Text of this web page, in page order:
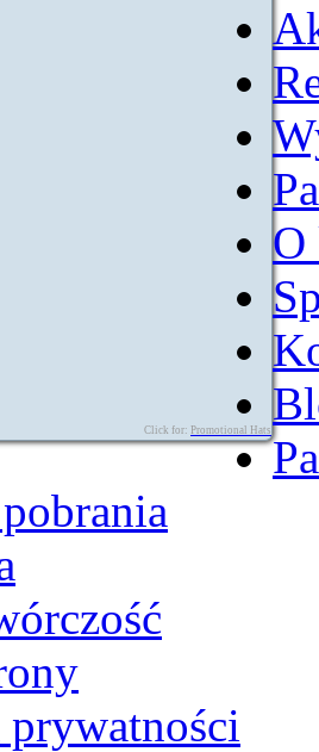
Click for: Promotional Hats
O